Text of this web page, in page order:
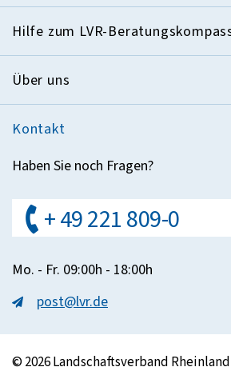
Hilfe zum LVR-
Über uns
Kontakt
Haben Sie noch Fragen?
+ 49 221 809-0
Mo. - Fr. 09:00h - 18:00h
post@lvr.de
© 2026 Landschaftsverband Rheinland